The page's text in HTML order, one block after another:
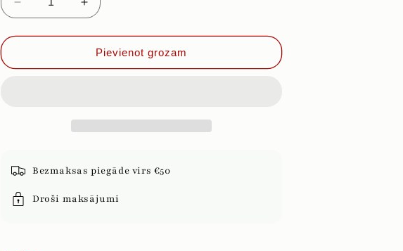
Samazināt
daudzumu
priekš
50g
Palielināt
daudzumu
priekš
ITĀĻU,
50g
Pievienot grozam
Bezmaksas piegāde virs €50
Droši maksājumi